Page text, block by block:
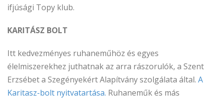
ifjúsági Topy klub.
KARITÁSZ BOLT
Itt kedvezményes ruhaneműhöz és egyes
élelmiszerekhez juthatnak az arra rászorulók, a Szent
Erzsébet a Szegényekért Alapítvány szolgálata által. A
Karitasz-bolt nyitvatartása. Ruhaneműk és más